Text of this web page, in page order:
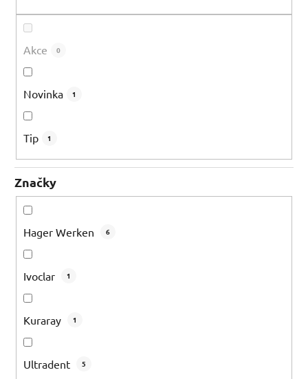
Akce 0
Novinka 1
Tip 1
Značky
Hager Werken 6
Ivoclar 1
Kuraray 1
Ultradent 5